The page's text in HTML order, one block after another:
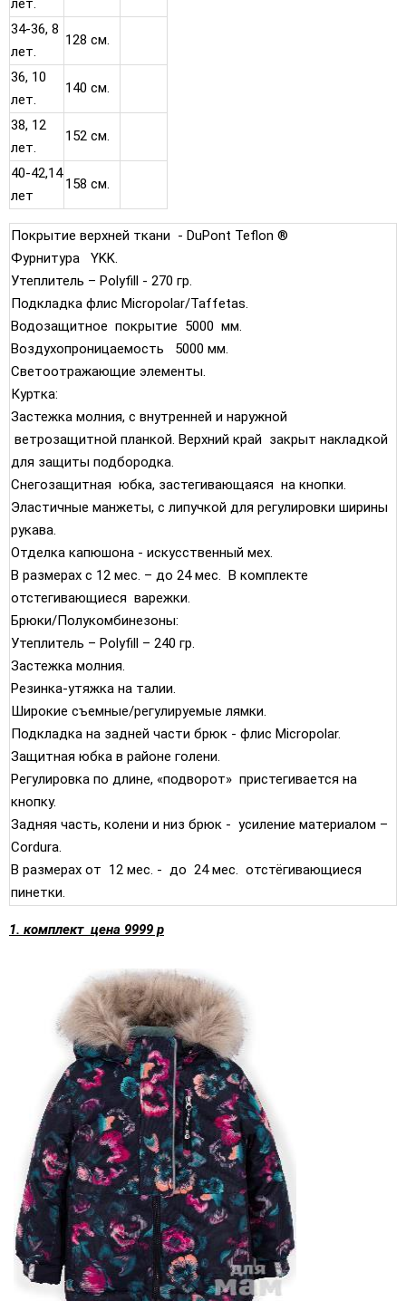
лет.
34-36, 8
лет.
128 см.
36, 10
лет.
140 см.
38, 12
лет.
152 см.
40-42,14
лет
158 см.
Покрытие верхней ткани - DuPont Teflon ®
Фурнитура YKK.
Утеплитель – Polyfill - 270 гр.
Подкладка флис Micropolar/Taffetas.
Водозащитное покрытие 5000 мм.
Воздухопроницаемость 5000 мм.
Светоотражающие элементы.
Куртка:
Застежка молния, с внутренней и наружной
ветрозащитной планкой. Верхний край закрыт накладкой
для защиты подбородка.
Снегозащитная юбка, застегивающаяся на кнопки.
Эластичные манжеты, с липучкой для регулировки ширины
рукава.
Отделка капюшона - искусственный мех.
В размерах с 12 мес. – до 24 мес. В комплекте
отстегивающиеся варежки.
Брюки/Полукомбинезоны:
Утеплитель – Polyfill – 240 гр.
Застежка молния.
Резинка-утяжка на талии.
Широкие съемные/регулируемые лямки.
Подкладка на задней части брюк - флис Micropolar.
Защитная юбка в районе голени.
Регулировка по длине, «подворот» пристегивается на
кнопку.
Задняя часть, колени и низ брюк - усиление материалом –
Cordura.
В размерах от 12 мес. - до 24 мес. отстёгивающиеся
пинетки.
1. комплект цена 9999 р